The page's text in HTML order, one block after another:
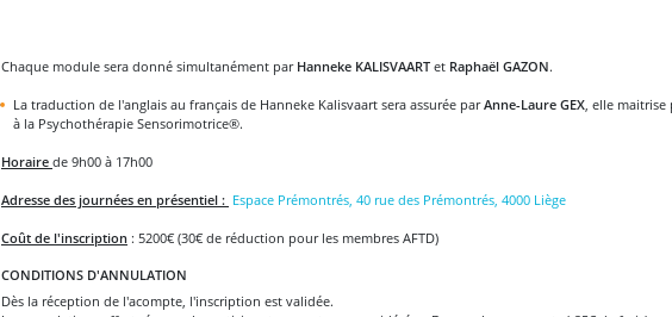
Chaque module sera donné simultanément par Hanneke KALISVAART et Raphaël GAZON.
La traduction de l'anglais au français de Hanneke Kalisvaart sera assurée parAnne-Laure GEX, elle maitrise
à la Psychothérapie Sensorimotrice®.
Horaire de 9h00 à 17h00
Adresse des journées en présentiel : Espace Prémontrés, 40 rue des Prémontrés, 4000 Liège
Coût de l'inscription : 5200€ (30€ de réduction pour les membres AFTD)
CONDITIONS D'ANNULATION
Dès la réception de l'acompte, l'inscription est validée.